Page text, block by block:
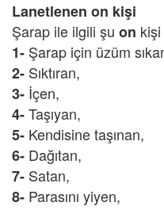
Lanetlenen on kişi
Şarap ile ilgili şu on
1- Şarap için üzüm
2- Sıktıran,
3- İçen,
4-Taşıyan,
5- Kendisine taşınan,
6- Dağıtan,
7- Satan,
8- Parasını yiyen,